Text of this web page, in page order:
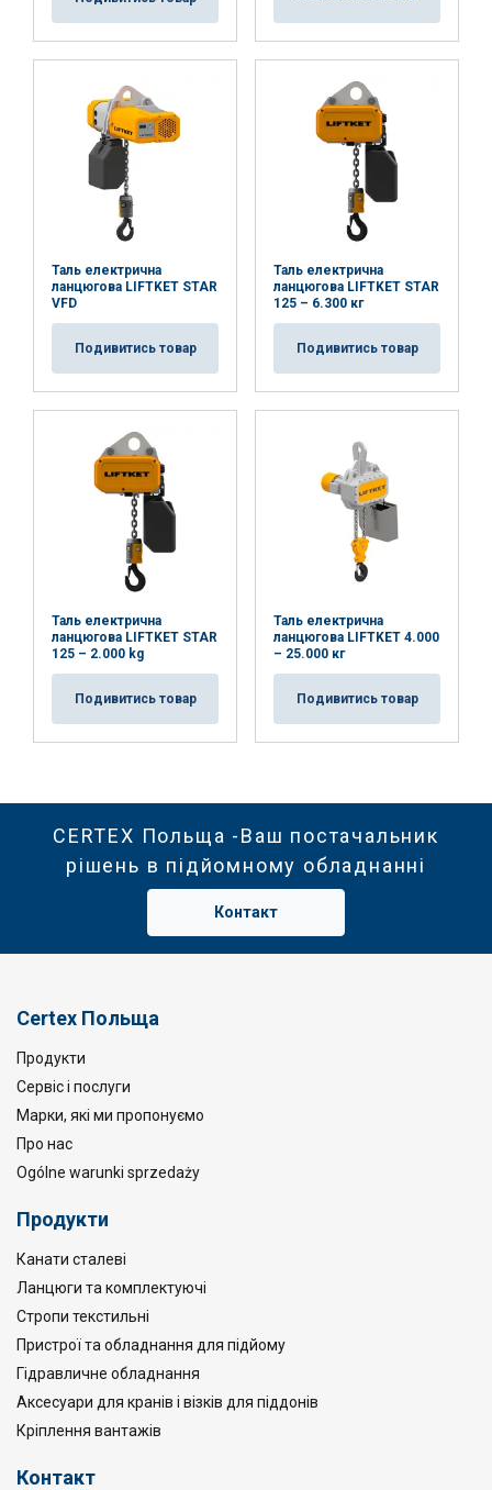
Таль електрична
ланцюгова LIFTKET STAR
VFD
Подивитись товар
Таль електрична
ланцюгова LIFTKET STAR
125 – 6.300 кг
Подивитись товар
Таль електрична
ланцюгова LIFTKET STAR
125 – 2.000 kg
Подивитись товар
Таль електрична
ланцюгова LIFTKET 4.000
– 25.000 кг
Подивитись товар
CERTEX Польща -Ваш постачальник
рішень в підйомному обладнанні
Контакт
Certex Польща
Продукти
Сервіс і послуги
Марки, які ми пропонуємо
Про нас
Ogólne warunki sprzedaży
Продукти
Канати сталеві
Ланцюги та комплектуючі
Стропи текстильні
Пристрої та обладнання для підйому
Гідравличне обладнання
Аксесуари для кранів і візків для піддонів
Кріплення вантажів
Контакт